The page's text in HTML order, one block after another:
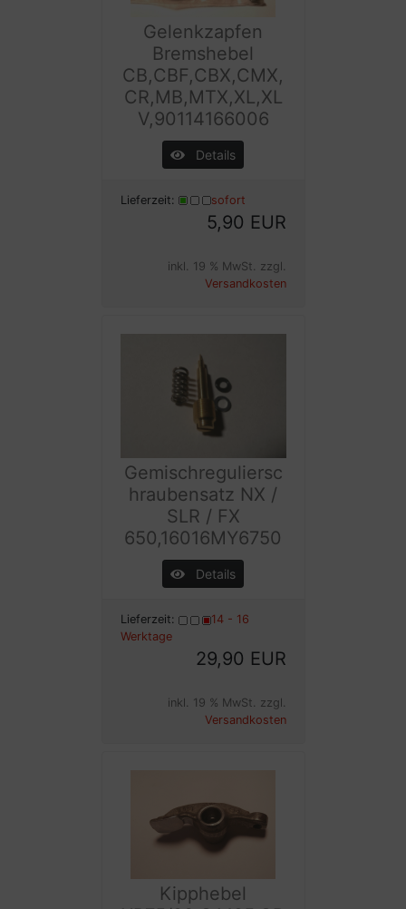
Gelenkzapfen
Bremshebel
CB,CBF,CBX,CMX,
CR,MB,MTX,XL,XL
V,90114166006
Details
Lieferzeit: sofort
5,90 EUR
inkl. 19 % MwSt. zzgl.
Versandkosten
Gemischreguliersc
hraubensatz NX /
SLR / FX
650,16016MY6750
Details
Lieferzeit:
14 - 16
Werktage
29,90 EUR
inkl. 19 % MwSt. zzgl.
Versandkosten
Kipphebel